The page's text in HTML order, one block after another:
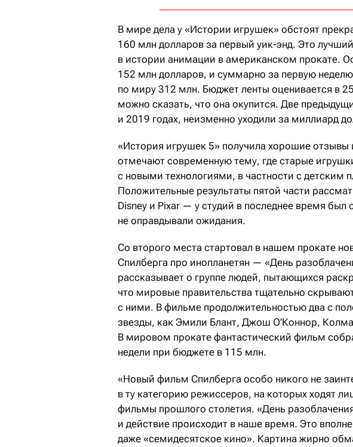
В мире дела у «Истории игрушек» обстоят
160 млн долларов за первый уик-энд. Это
в истории анимации в американском прокате.
152 млн долларов, и суммарно за первую
по миру 312 млн. Бюджет ленты оценивается в
можно сказать, что она окупится. Две
и 2019 годах, неизменно уходили за миллиард
«История игрушек 5» получила хорошие отзывы
отмечают современную тему, где старые
с новыми технологиями, в частности с детским
Положительные результаты пятой части
Disney и Pixar — у студий в последнее время
не оправдывали ожидания.
Со второго места стартовал в нашем прокате
Спилберга про инопланетян — «День
рассказывает о группе людей, пытающихся
что мировые правительства тщательно
с ними. В фильме продолжительностью два с
звезды, как Эмили Блант, Джош О’Коннор,
В мировом прокате фантастический фильм
недели при бюджете в 115 млн.
«Новый фильм Спилберга особо никого не
в ту категорию режиссеров, на которых ходят
фильмы прошлого столетия. «День
и действие происходит в наше время. Это
даже «семидесятское кино». Картина жирно